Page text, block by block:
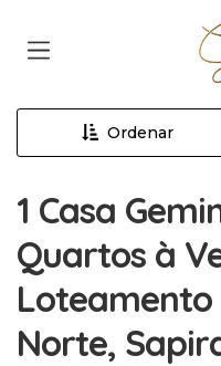
Ordenar
1 Casa
Quartos à
Norte,